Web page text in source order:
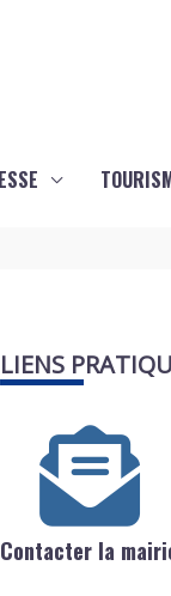
LIENS
Contacter la